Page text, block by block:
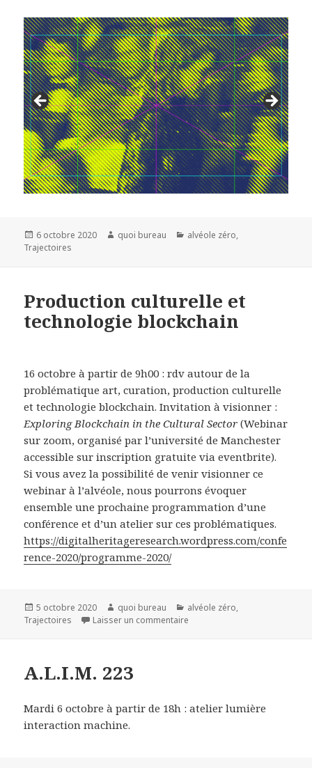
Publié
le
6 octobre 2020 Auteur
quoi bureau Catégories
alvéole zéro,
Trajectoires
Production culturelle et
technologie blockchain
16 octobre à partir de 9h00 : rdv autour de la
problématique art, curation, production culturelle
et technologie blockchain. Invitation à visionner :
Exploring Blockchain in the Cultural Sector (Webinar
sur zoom, organisé par l’université de Manchester
accessible sur inscription gratuite via eventbrite).
Si vous avez la possibilité de venir visionner ce
webinar à l’alvéole, nous pourrons évoquer
ensemble une prochaine programmation d’une
conférence et d’un atelier sur ces problématiques.
https://digitalheritageresearch.wordpress.com/confe
rence-2020/programme-2020/
Publié
le
5 octobre 2020 Auteur
quoi bureau Catégories
alvéole zéro,
Trajectoires
Laisser un commentaire
A.L.I.M. 223
Mardi 6 octobre à partir de 18h : atelier lumière
interaction machine.